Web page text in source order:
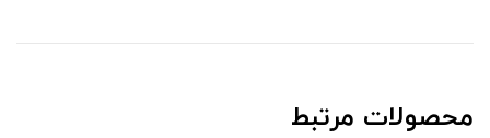
محصولات مرتبط